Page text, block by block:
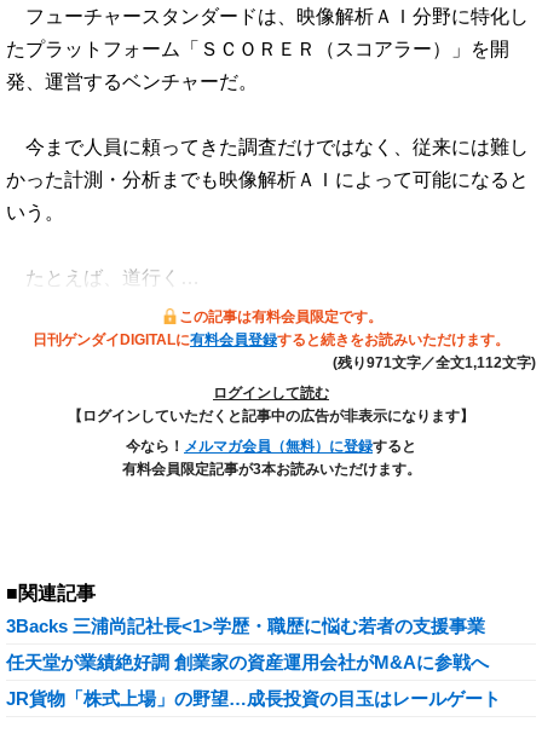
フューチャースタンダードは、映像解析ＡＩ分野に特化し
たプラットフォーム「ＳＣＯＲＥＲ（スコアラー）」を開
発、運営するベンチャーだ。
今まで人員に頼ってきた調査だけではなく、従来には難し
かった計測・分析までも映像解析ＡＩによって可能になると
いう。
たとえば、道行く…
この記事は有料会員限定です。
日刊ゲンダイDIGITALに有料会員登録すると続きをお読みいただけます。
(残り971文字／全文1,112文字)
ログインして読む
【ログインしていただくと記事中の広告が非表示になります】
今なら！ メルマガ会員（無料）に登録すると
有料会員限定記事が3本お読みいただけます。
■関連記事
3Backs 三浦尚記社長<1>学歴・職歴に悩む若者の支援事業
任天堂が業績絶好調 創業家の資産運用会社がM&Aに参戦へ
JR貨物「株式上場」の野望…成長投資の目玉はレールゲート